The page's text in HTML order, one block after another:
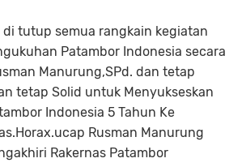
di tutup semua rangkain kegiatan
Patambor Indonesia secara
Manurung,SPd. dan tetap
tetap Solid untuk Menyukseskan
Indonesia 5 Tahun Ke
Rusman Manurung
Rakernas Patambor